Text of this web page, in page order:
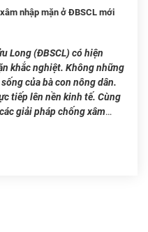
nhập mặn ở ĐBSCL mới
Long (ĐBSCL) có hiện
khắc nghiệt. Không những
của bà con nông dân.
tiếp lên nền kinh tế. Cùng
giải pháp chống xâm